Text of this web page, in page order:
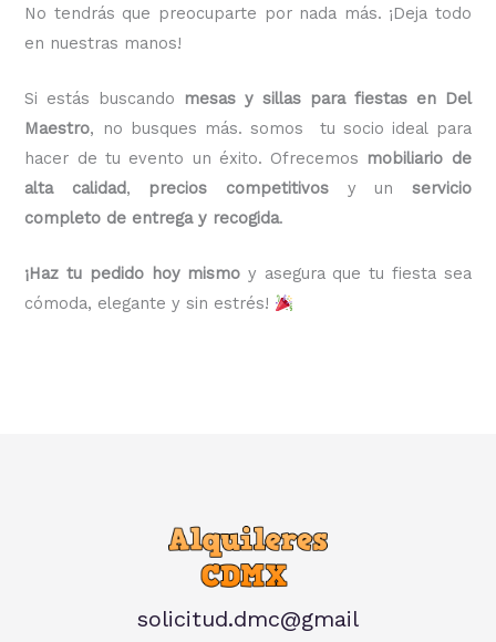
No tendrás que preocuparte por nada más. ¡Deja todo
en nuestras manos!
Si estás buscando
mesas y sillas para fiestas en Del
Maestro, no busques más. somos tu socio ideal para
hacer de tu evento un éxito. Ofrecemos mobiliario de
alta calidad, precios competitivos y un servicio
completo de entrega y recogida.
¡Haz tu pedido hoy mismo y asegura que tu fiesta sea
cómoda, elegante y sin estrés!
solicitud.dmc@gmail